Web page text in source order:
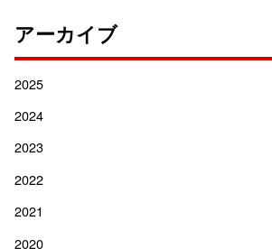
アーカイブ
2025
2024
2023
2022
2021
2020